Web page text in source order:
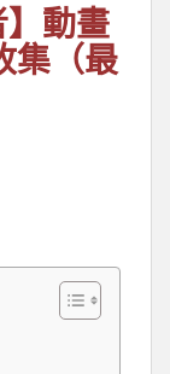
】動畫
集（最